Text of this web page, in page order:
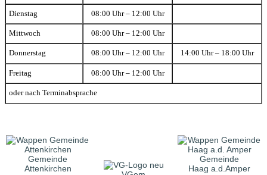
Dienstag 08:00 Uhr – 12:00 Uhr
Mittwoch 08:00 Uhr – 12:00 Uhr
Donnerstag 08:00 Uhr – 12:00 Uhr 14:00 Uhr – 18:00 Uhr
Freitag 08:00 Uhr – 12:00 Uhr
oder nach Terminabsprache
Gemeinde
Attenkirchen
Gemeinde
Haag a.d.Amper